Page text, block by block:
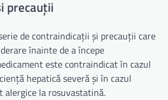
precauții
de contraindicații și precauții care
înainte de a începe
este contraindicat în cazul
hepatică severă și în cazul
alergice la rosuvastatină.